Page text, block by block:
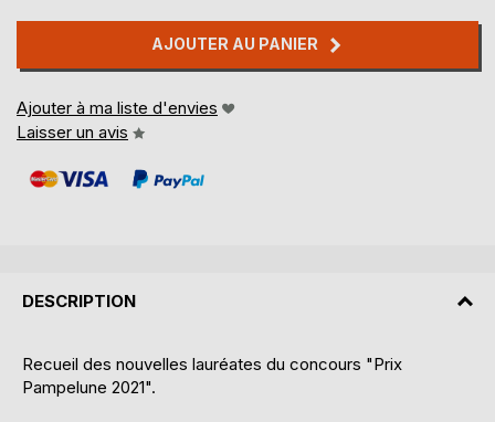
AJOUTER AU PANIER
Ajouter à ma liste d'envies
Laisser un avis
DESCRIPTION
Recueil des nouvelles lauréates du concours "Prix
Pampelune 2021".